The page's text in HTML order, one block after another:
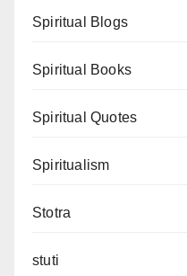
Spiritual Blogs
Spiritual Books
Spiritual Quotes
Spiritualism
Stotra
stuti